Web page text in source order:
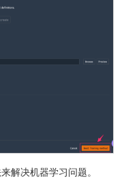
解决机器学习问题。